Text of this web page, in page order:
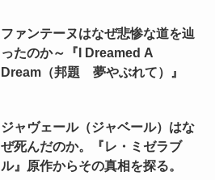
ファンテーヌはなぜ悲惨な道を辿
ったのか～『I Dreamed A
Dream（邦題 夢やぶれて）』
ジャヴェール（ジャベール）はな
ぜ死んだのか。『レ・ミゼラブ
ル』原作からその真相を探る。